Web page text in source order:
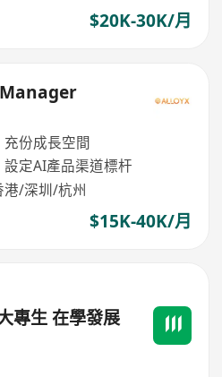
$20K-30K/月
份成長空間
定AI產品渠道標杆
港/深圳/杭州
$15K-40K/月
專生 在學發展